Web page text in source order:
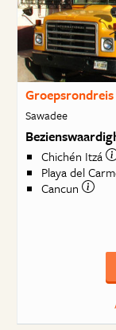
Sawadee
Chichén Itzá
Playa del
Cancun